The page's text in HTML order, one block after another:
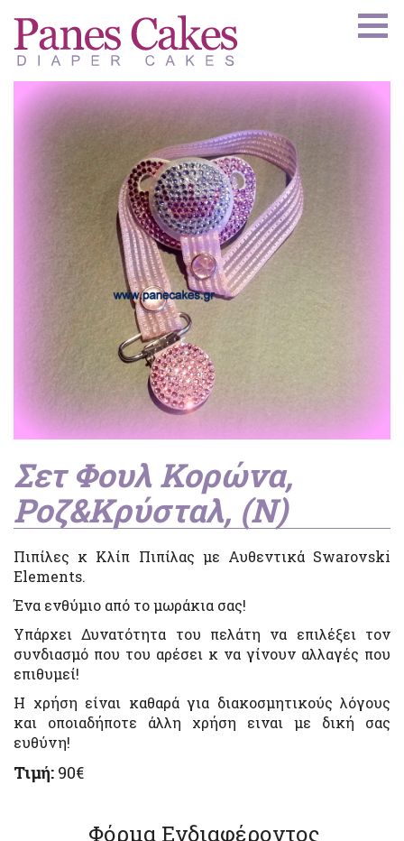
Σετ Φουλ Κορώνα,
Ροζ&Κρύσταλ, (Ν)
Πιπίλες κ Κλίπ Πιπίλας με Αυθεντικά Swarovski
Elements.
Ένα ενθύμιο από το μωράκια σας!
Υπάρχει Δυνατότητα του πελάτη να επιλέξει τον
συνδιασμό που του αρέσει κ να γίνουν αλλαγές που
επιθυμεί!
Η χρήση είναι καθαρά για διακοσμητικούς λόγους
και οποιαδήποτε άλλη χρήση ειναι με δική σας
ευθύνη!
Τιμή: 90€
Φόρμα Ενδιαφέροντος